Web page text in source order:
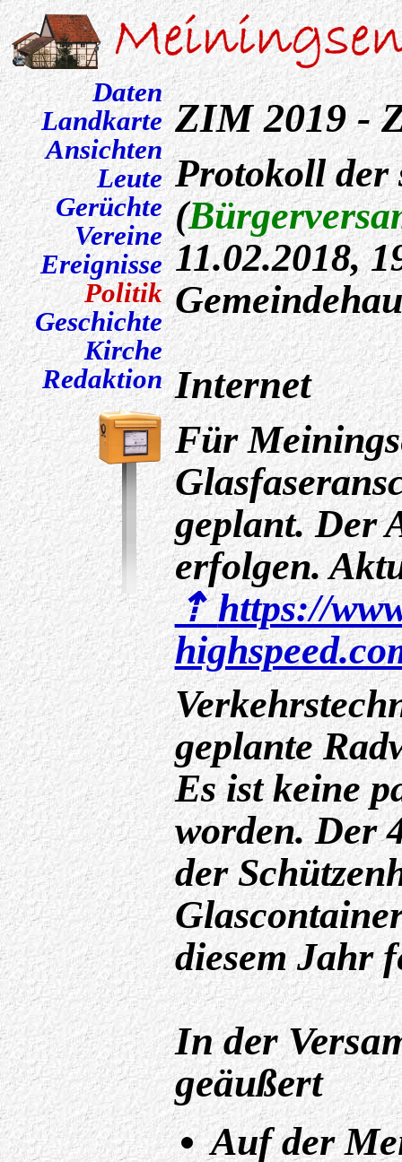
Daten
Landkarte
Ansichten
Leute
Gerüchte
Vereine
Ereignisse
Politik
Geschichte
Kirche
Redaktion
ZIM 2019 -
Protokoll der
(
11.02.2018,
Internet
Für
geplant. Der
erfolgen.
https://
geplante
Es ist keine
worden. Der
der
diesem Jahr
In der
geäußert
Auf der